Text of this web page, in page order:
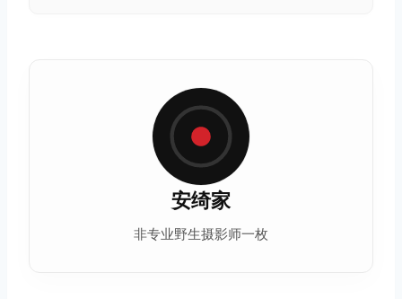
安绮家
非专业野生摄影师一枚